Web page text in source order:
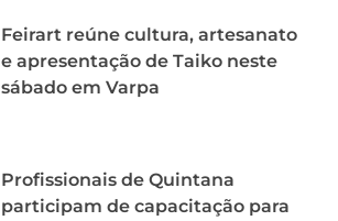
Feirart reúne cultura, artesanato
e apresentação de Taiko neste
sábado em Varpa
Profissionais de Quintana
participam de capacitação para